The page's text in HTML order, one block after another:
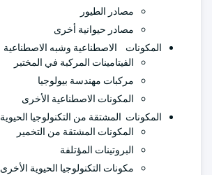
مصادر الطيور
مصادر حيوانية أخرى
المكونات الاصطناعية وشبه الاصطناعية
الفيتامينات المركبة في المختبر
مركبات مهندسة بيولوجيا
المكونات الاصطناعية الأخرى
المكونات المشتقة من التكنولوجيا الحيوية
المكونات المشتقة من التخمير
البروتينات المؤتلفة
مكونات التكنولوجيا الحيوية الأخرى